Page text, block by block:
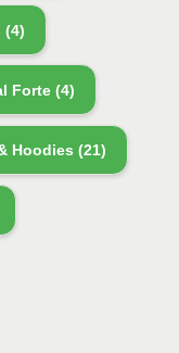
(4)
Forte(4)
Hoodies (21)